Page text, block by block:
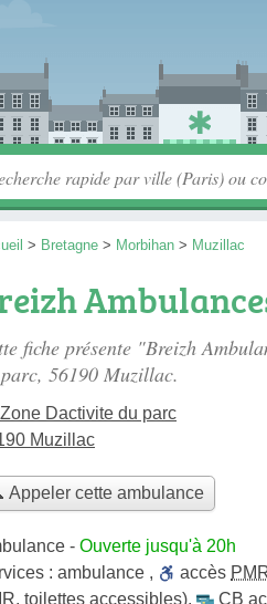
> Bretagne > Morbihan > Muzillac
fiche présente "Breizh
, 56190 Muzillac.
Dactivite du parc
Muzillac
Appeler cette ambulance
- Ouverte jusqu'à 20h
: ambulance , accès
toilettes accessibles), CB